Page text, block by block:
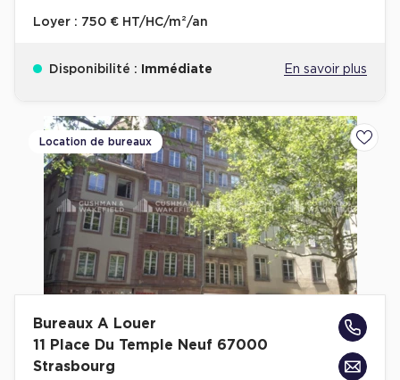
Loyer : 750 € HT/HC/m²/an
Disponibilité : Immédiate En savoir plus
Location de bureaux
Bureaux A Louer
11 Place Du Temple Neuf 67000
Strasbourg